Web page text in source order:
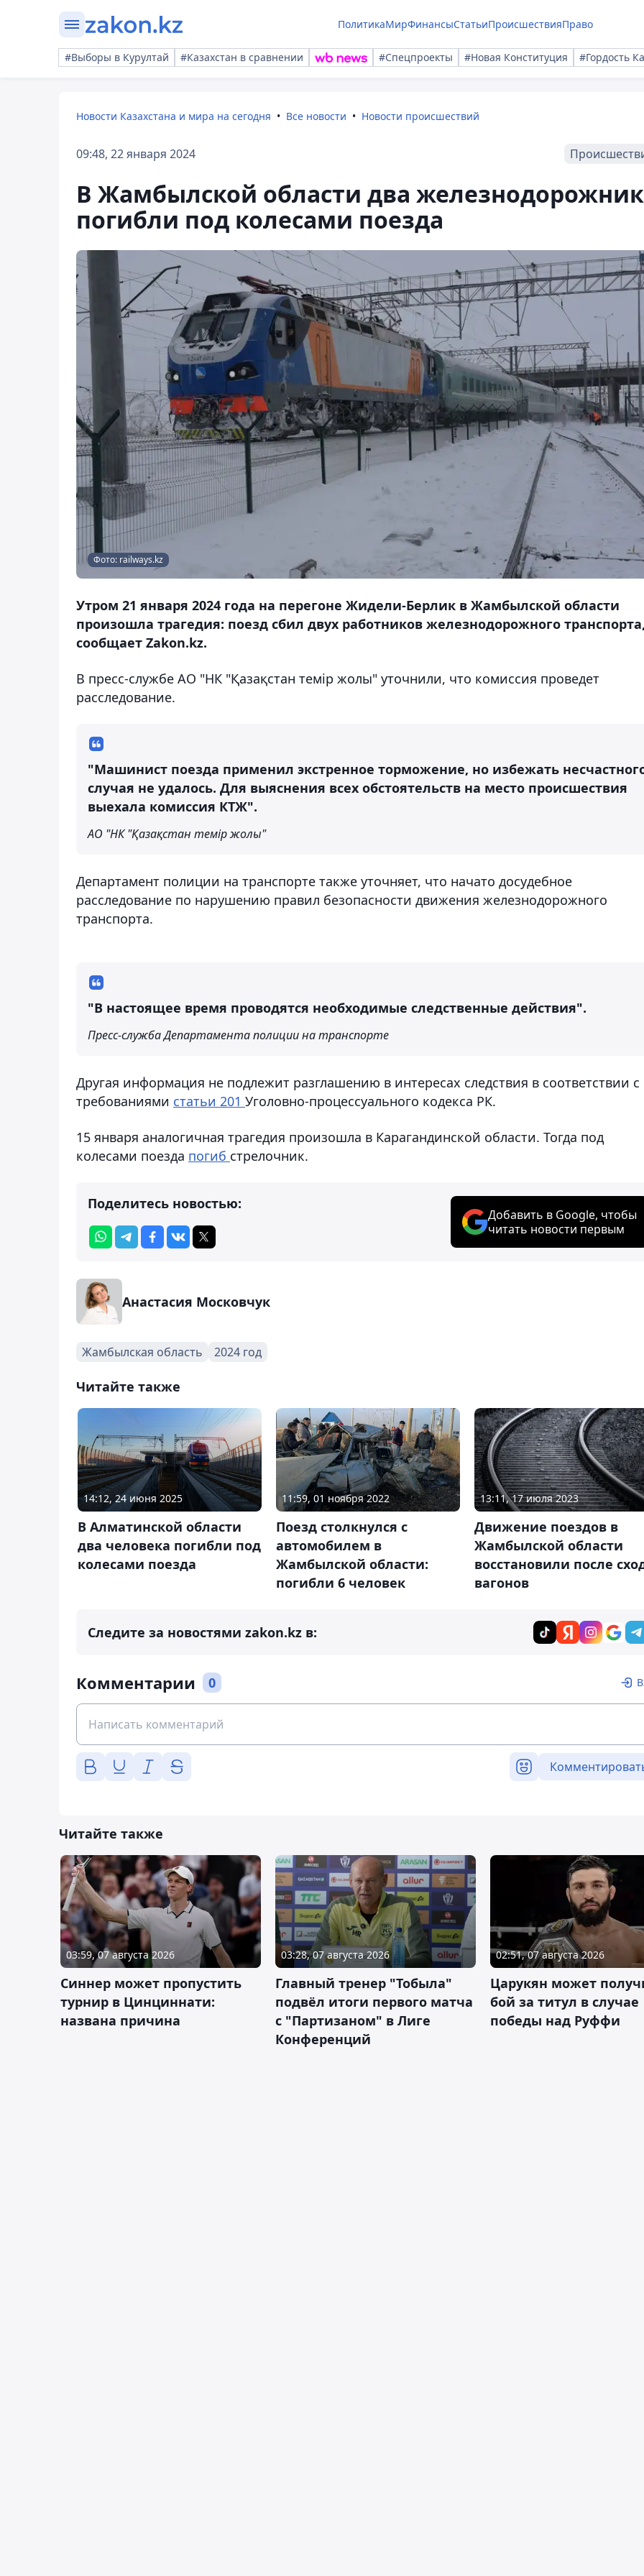
ПолитикаМирФинансыСтатьиПроисшествияПраво
#Выборы в Курултай #Казахстан в сравнении #Спецпроекты #Новая Конституция #Гордость
Новости Казахстана и мира на сегодня Все новости Новости происшествий
09:48, 22 января 2024
В Жамбылской области два
погибли под колесами поезда
Фото: railways.kz
Утром 21 января 2024 года на перегоне Жидели-Берлик в Жамбылской области
произошла трагедия: поезд сбил двух работников железнодорожного
сообщает Zakon.kz.
В пресс-службе АО "НК "Қазақстан темір жолы" уточнили, что комиссия проведет
расследование.
"Машинист поезда применил экстренное торможение, но избежать
случая не удалось. Для выяснения всех обстоятельств на место происшествия
выехала комиссия КТЖ".
АО "НК "Қазақстан темір жолы"
Департамент полиции на транспорте также уточняет, что начато досудебное
расследование по нарушению правил безопасности движения железнодорожного
транспорта.
"В настоящее время проводятся необходимые следственные действия".
Пресс-служба Департамента полиции на транспорте
Другая информация не подлежит разглашению в интересах следствия в соответствии с
требованиями статьи 201 Уголовно-процессуального кодекса РК.
15 января аналогичная трагедия произошла в Карагандинской области. Тогда под
колесами поезда погиб стрелочник.
Поделитесь новостью:
Добавить в Google, чтобы
читать новости первым
Анастасия Московчук
Жамбылская область 2024 год
Читайте также
14:12, 24 июня 2025
В Алматинской области
два человека погибли под
колесами поезда
11:59, 01 ноября 2022
Поезд столкнулся с
автомобилем в
Жамбылской области:
погибли 6 человек
13:11, 17 июля 2023
Движение поездов в
Жамбылской области
восстановили после
вагонов
Следите за новостями zakon.kz в:
Комментарии 0
Читайте также
03:59, 07 августа 2026
Синнер может пропустить
турнир в Цинциннати:
названа причина
03:28, 07 августа 2026
Главный тренер "Тобыла"
подвёл итоги первого матча
с "Партизаном" в Лиге
Конференций
02:51, 07 августа 2026
Царукян может
бой за титул в случае
победы над Руффи